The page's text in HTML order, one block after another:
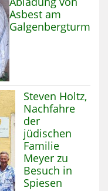
Asbest am
Galgenbergturm
Mehr zum
Steven Holtz,
Nachfahre
der
jüdischen
Familie
Meyer zu
Besuch in
Spiesen